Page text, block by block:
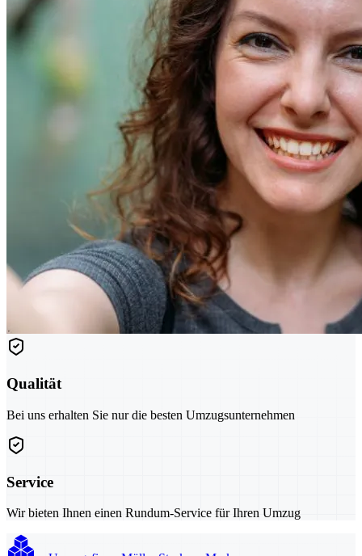
Qualität
Bei uns erhalten Sie nur die besten Umzugsunternehmen
Service
Wir bieten Ihnen einen Rundum-Service für Ihren Umzug